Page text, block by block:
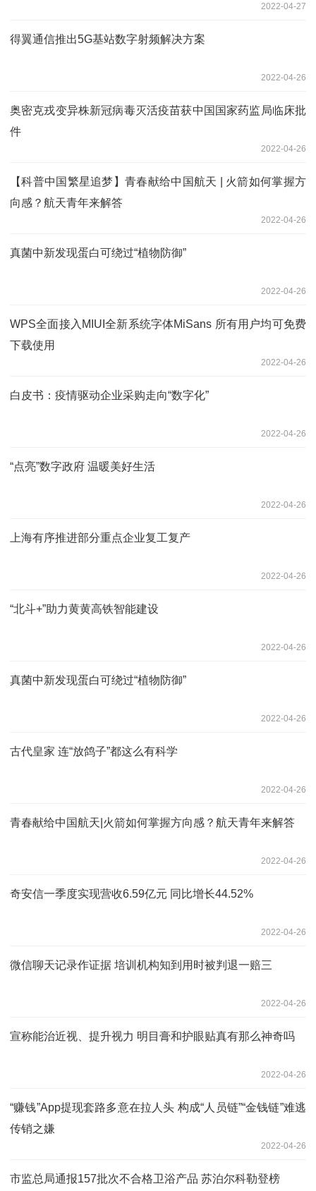
2022-04-27
得翼通信推出5G基站数字射频解决方案
2022-04-26
奥密克戎变异株新冠病毒灭活疫苗获中国国家药监局临床批
件
2022-04-26
【科普中国繁星追梦】青春献给中国航天 | 火箭如何掌握方
向感？航天青年来解答
2022-04-26
真菌中新发现蛋白可绕过“植物防御”
2022-04-26
WPS全面接入MIUI全新系统字体MiSans 所有用户均可免费
下载使用
2022-04-26
白皮书：疫情驱动企业采购走向“数字化”
2022-04-26
“点亮”数字政府 温暖美好生活
2022-04-26
上海有序推进部分重点企业复工复产
2022-04-26
“北斗+”助力黄黄高铁智能建设
2022-04-26
真菌中新发现蛋白可绕过“植物防御”
2022-04-26
古代皇家 连“放鸽子”都这么有科学
2022-04-26
青春献给中国航天|火箭如何掌握方向感？航天青年来解答
2022-04-26
奇安信一季度实现营收6.59亿元 同比增长44.52%
2022-04-26
微信聊天记录作证据 培训机构知到用时被判退一赔三
2022-04-26
宣称能治近视、提升视力 明目膏和护眼贴真有那么神奇吗
2022-04-26
“赚钱”App提现套路多意在拉人头 构成“人员链”“金钱链”难逃
传销之嫌
2022-04-26
市监总局通报157批次不合格卫浴产品 苏泊尔科勒登榜